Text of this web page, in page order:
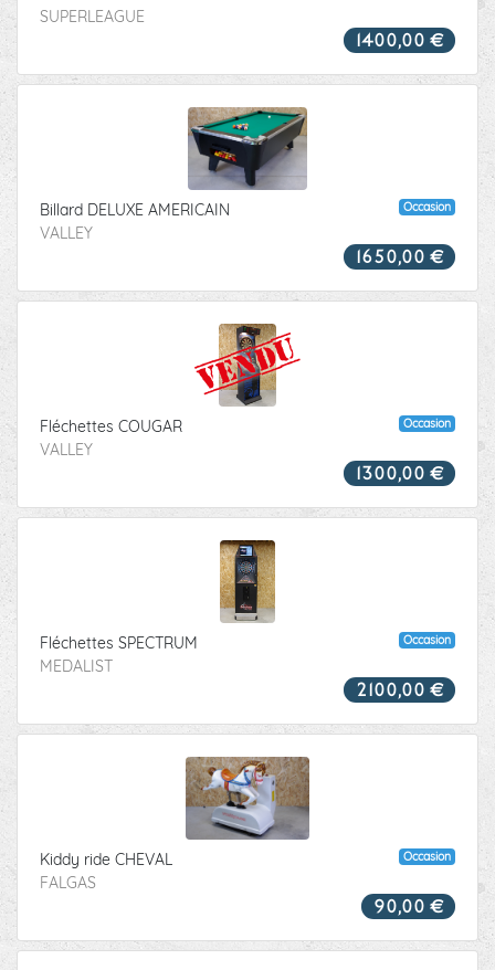
SUPERLEAGUE
1400,00 €
Billard DELUXE AMERICAIN
VALLEY
Occasion
1650,00 €
VENDU
Fléchettes COUGAR
VALLEY
Occasion
1300,00 €
Fléchettes SPECTRUM
MEDALIST
Occasion
2100,00 €
Kiddy ride CHEVAL
FALGAS
Occasion
90,00 €